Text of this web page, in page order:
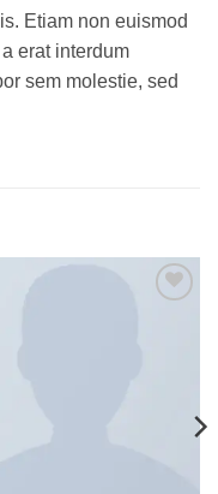
Etiam non euismod
erat interdum
sem molestie, sed